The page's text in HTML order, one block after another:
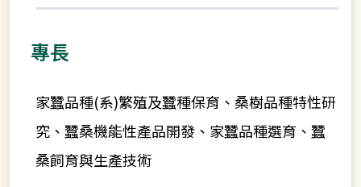
專長
家蠶品種(系)繁殖及蠶種保育、桑樹品種特性研
究、蠶桑機能性產品開發、家蠶品種選育、蠶
桑飼育與生產技術